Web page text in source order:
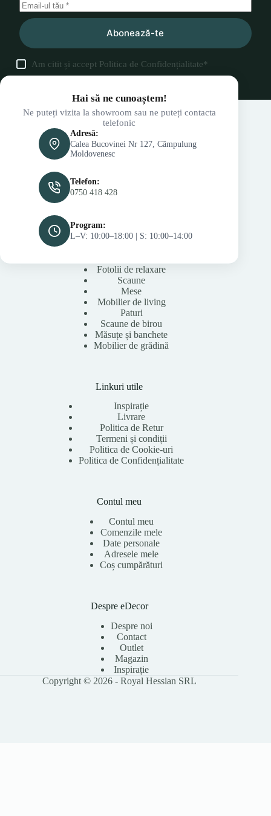
Abonează-te
Am citit și accept Politica de Confidențialitate*
Hai să ne cunoaștem!
Ne puteți vizita la showroom sau ne puteți contacta
telefonic
Adresă:
Calea Bucovinei Nr 127, Câmpulung
Moldovenesc
Telefon:
0750 418 428
Program:
L–V: 10:00–18:00 | S: 10:00–14:00
Fotolii de relaxare
Scaune
Mese
Mobilier de living
Paturi
Scaune de birou
Măsuțe și banchete
Mobilier de grădină
Linkuri utile
Inspirație
Livrare
Politica de Retur
Termeni și condiții
Politica de Cookie-uri
Politica de Confidențialitate
Contul meu
Contul meu
Comenzile mele
Date personale
Adresele mele
Coș cumpărături
Despre eDecor
Despre noi
Contact
Outlet
Magazin
Inspirație
Copyright © 2026 - Royal Hessian SRL